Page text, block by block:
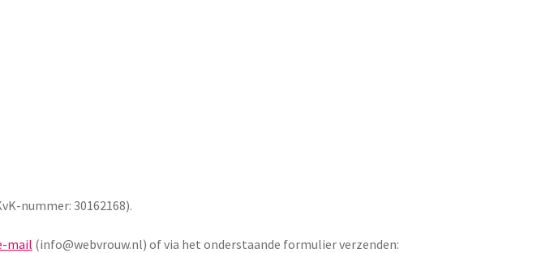
nummer: 30162168).
mail (info@webvrouw.nl) of via het onderstaande formulier verzenden: